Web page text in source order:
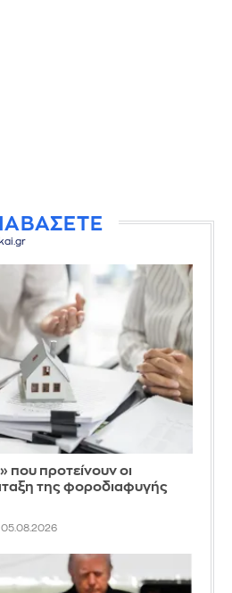
που προτείνουν οι
της φοροδιαφυγής